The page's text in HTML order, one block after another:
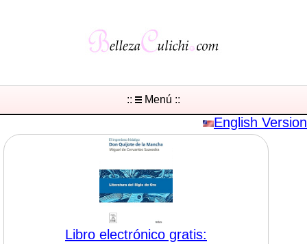
:: Menú ::
English Version
Libro electrónico gratis: